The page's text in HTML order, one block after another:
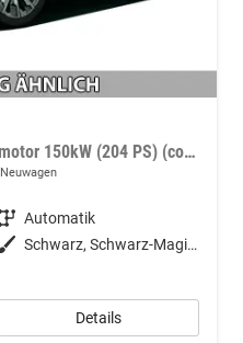
60 Lodge (60 Lodge) Elektromotor 150kW (204 PS) (cont. 70 kW)
Neuwagen
Getriebe Automatik
Außenfarbe
Schwarz, Schwarz-Magic Perleffekt (1Z)
Details